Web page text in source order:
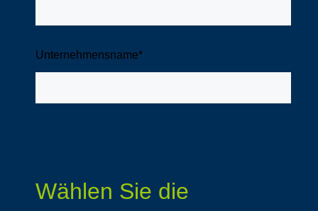
Unternehmensname*
Wählen Sie die